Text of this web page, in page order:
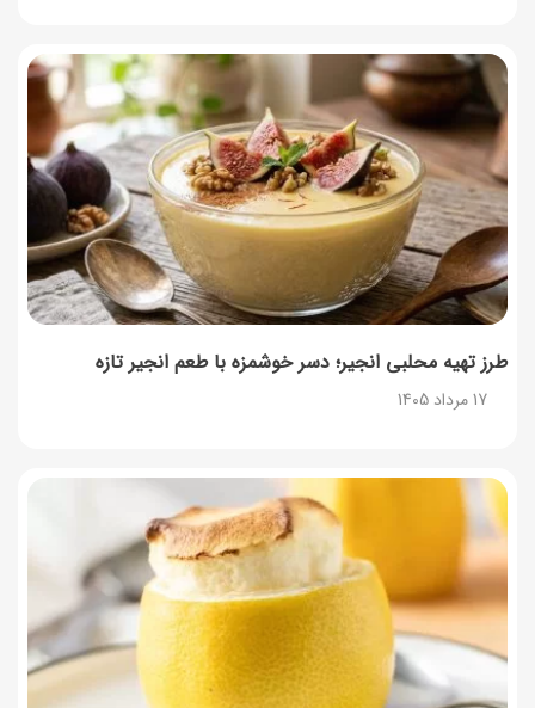
طرز تهیه محلبی انجیر؛ دسر خوشمزه با طعم انجیر تازه
17 مرداد 1405